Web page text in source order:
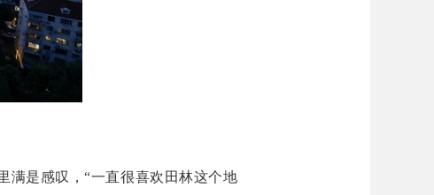
是感叹，“一直很喜欢田林这个地